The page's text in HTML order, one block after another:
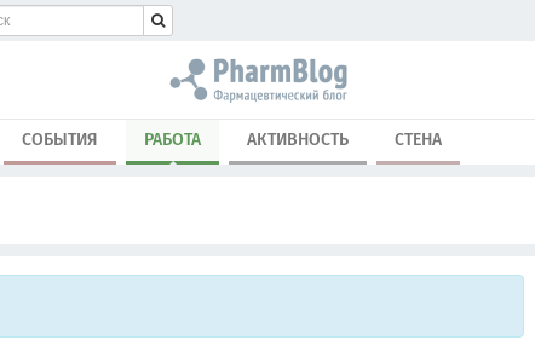
СОБЫТИЯ РАБОТА АКТИВНОСТЬ СТЕНА